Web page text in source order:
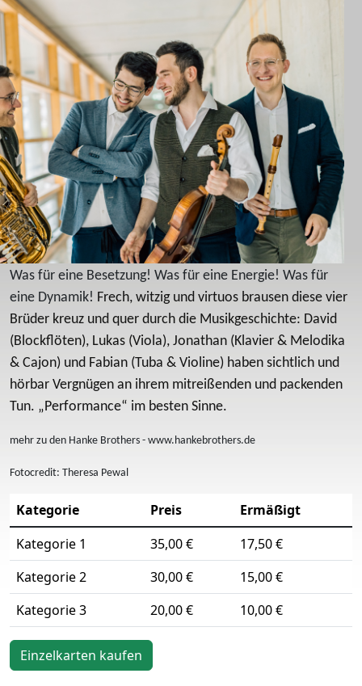
Was für eine Besetzung! Was für eine Energie! Was für
eine Dynamik! Frech, witzig und virtuos brausen diese vier
Brüder kreuz und quer durch die Musikgeschichte: David
(Blockflöten), Lukas (Viola), Jonathan (Klavier & Melodika
& Cajon) und Fabian (Tuba & Violine) haben sichtlich und
hörbar Vergnügen an ihrem mitreißenden und packenden
Tun. „Performance“ im besten Sinne.
mehr zu den Hanke Brothers - www.hankebrothers.de
Fotocredit: Theresa Pewal
Kategorie Preis
Ermäßigt
Kategorie 1
35,00 €
17,50 €
Kategorie 2
30,00 €
15,00 €
Kategorie 3
20,00 € 10,00 €
Einzelkarten kaufen